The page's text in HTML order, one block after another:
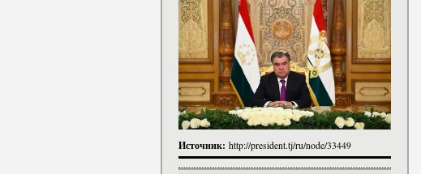
История руководителей
Источник: http://president.tj/ru/node/33449